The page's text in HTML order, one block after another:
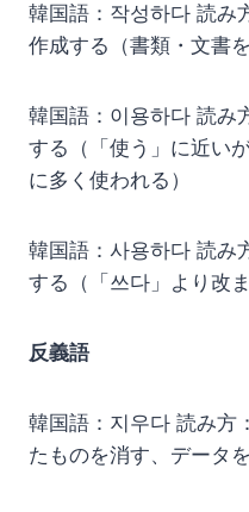
韓国語：작성하다 読み
作成する（書類・文書
韓国語：이용하다 読み
する（「使う」に近い
に多く使われる）
韓国語：사용하다 読み
する（「쓰다」より改
反義語
韓国語：지우다 読み方
たものを消す、データ